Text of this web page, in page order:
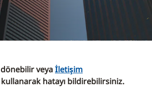
dönebilir veyaİletişim
kullanarak hatayı bildirebilirsiniz.